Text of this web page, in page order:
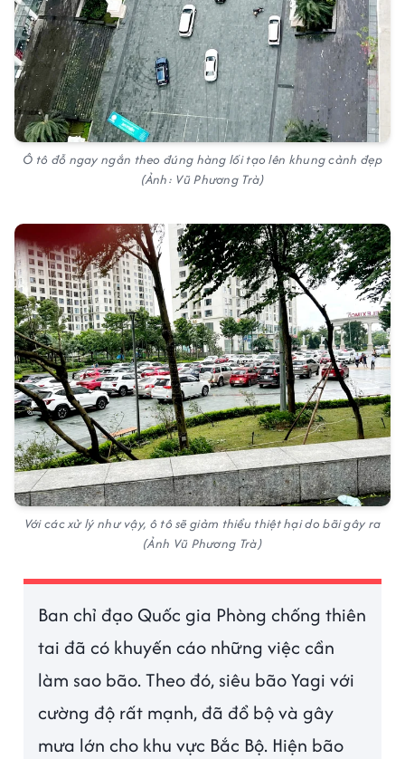
Ô tô đỗ ngay ngắn theo đúng hàng lối tạo lên khung cảnh đẹp
(Ảnh: Vũ Phương Trà)
Với các xử lý như vậy, ô tô sẽ giảm thiểu thiệt hại do bãi gây ra
(Ảnh Vũ Phương Trà)
Ban chỉ đạo Quốc gia Phòng chống thiên
tai đã có khuyến cáo những việc cần
làm sao bão. Theo đó, siêu bão Yagi với
cường độ rất mạnh, đã đổ bộ và gây
mưa lớn cho khu vực Bắc Bộ. Hiện bão